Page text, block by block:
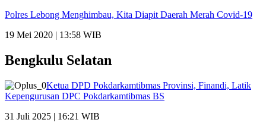
Polres Lebong Menghimbau, Kita Diapit Daerah Merah Covid-19
19 Mei 2020 | 13:58 WIB
Bengkulu Selatan
Ketua DPD Pokdarkamtibmas Provinsi, Finandi, Latik
Kepengurusan DPC Pokdarkamtibmas BS
31 Juli 2025 | 16:21 WIB